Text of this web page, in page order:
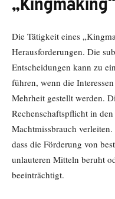
„Kingmaking“
Die Tätigkeit eines
Herausforderungen. Die
Entscheidungen kann zu
führen, wenn die
Mehrheit gestellt werden.
Rechenschaftspflicht in
Machtmissbrauch
dass die Förderung von
unlauteren Mitteln beruht
beeinträchtigt.